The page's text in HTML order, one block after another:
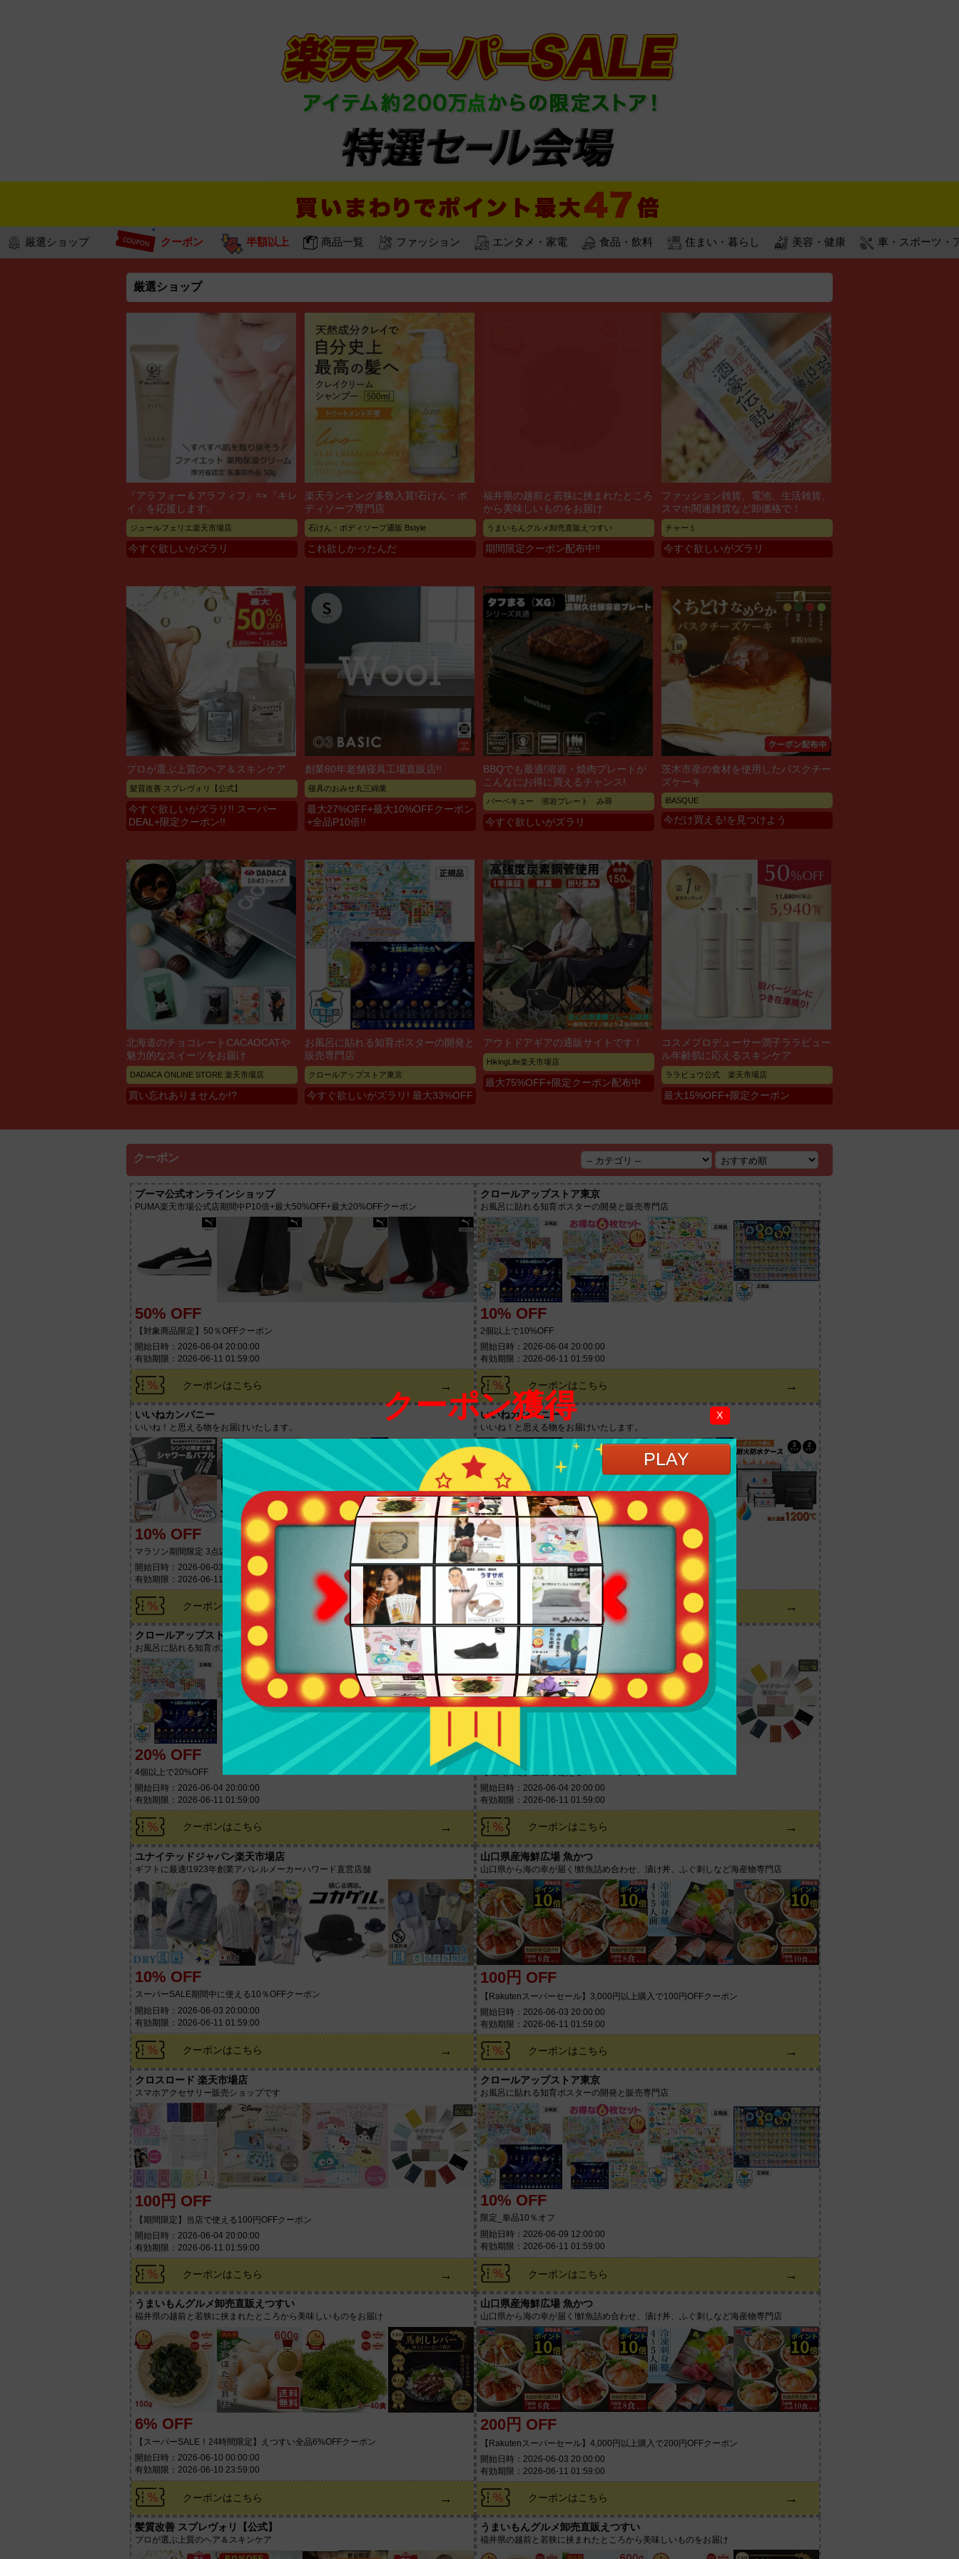
クーポン獲得 X
厳選ショップ クーポン 半額以上 商品一覧 ファッション エンタメ・家電 食品・飲料 住まい・暮らし 美容・健康 車・スポーツ・
厳選ショップ
『アラフォー＆アラフィフ』≈×『キレ
イ』を応援します。
ジュールフェリエ楽天市場店
今すぐ欲しいがズラリ
楽天ランキング多数入賞!石けん・ボ
ディソープ専門店
石けん・ボディソープ通販 Bstyle
これ欲しかったんだ
福井県の越前と若狭に挟まれたところ
から美味しいものをお届け
うまいもんグルメ卸売直販えつすい
期間限定クーポン配布中‼
ファッション雑貨、電池、生活雑貨、
スマホ関連雑貨など卸価格で！
チャーミ
今すぐ欲しいがズラリ
プロが選ぶ上質のヘア＆スキンケア
髪質改善 スプレヴォリ【公式】
今すぐ欲しいがズラリ!! スーパー
DEAL+限定クーポン!!
創業80年老舗寝具工場直販店!!
寝具のおみせ丸三綿業
最大27%OFF+最大10%OFFクーポン
+全品P10倍!!
BBQでも最適!溶岩・焼肉プレートが
こんなにお得に買えるチャンス!
バーベキュー 溶岩プレート み尋
今すぐ欲しいがズラリ
茨木市産の食材を使用したバスクチー
ズケーキ
iBASQUE
今だけ買える!を見つけよう
北海道のチョコレートCACAOCATや
魅力的なスイーツをお届け
DADACA ONLINE STORE 楽天市場店
買い忘れありませんか!?
お風呂に貼れる知育ポスターの開発と
販売専門店
クロールアップストア東京
今すぐ欲しいがズラリ! 最大33%OFF
アウトドアギアの通販サイトです！
HikingLife楽天市場店
最大75%OFF+限定クーポン配布中
コスメプロデューサー潤子ララビュー
ル年齢肌に応えるスキンケア
ララビュウ公式 楽天市場店
最大15%OFF+限定クーポン
クーポン
プーマ公式オンラインショップ
PUMA楽天市場公式店期間中P10倍+最大50%OFF+最大20%OFFクーポン
50% OFF
【対象商品限定】50％OFFクーポン
開始日時：2026-06-04 20:00:00
有効期限：2026-06-11 01:59:00
クーポンはこちら →
クロールアップストア東京
お風呂に貼れる知育ポスターの開発と販売専門店
10% OFF
2個以上で10%OFF
開始日時：2026-06-04 20:00:00
有効期限：2026-06-11 01:59:00
クーポンはこちら →
いいねカンパニー
いいね！と思える物をお届けいたします。
10% OFF
マラソン期間限定 3点以上ご購入で10％OFFクーポン
開始日時：2026-06-03 20:00:00
有効期限：2026-06-11 01:59:00
クーポンはこちら →
いいねカンパニー
いいね！と思える物をお届けいたします。
20% OFF
マラソン期間限定 3点以上ご購入で10％OFFクーポン
開始日時：2026-06-03 20:00:00
有効期限：2026-06-11 01:59:00
クーポンはこちら →
クロールアップストア東京
お風呂に貼れる知育ポスターの開発と販売専門店
20% OFF
4個以上で20%OFF
開始日時：2026-06-04 20:00:00
有効期限：2026-06-11 01:59:00
クーポンはこちら →
クロスロード 楽天市場店
スマホアクセサリー販売ショップです
10% OFF
【期間限定】当店で使える10％OFFクーポン
開始日時：2026-06-04 20:00:00
有効期限：2026-06-11 01:59:00
クーポンはこちら →
ユナイテッドジャパン楽天市場店
ギフトに最適!1923年創業アパレルメーカーハワード直営店舗
10% OFF
スーパーSALE期間中に使える10％OFFクーポン
開始日時：2026-06-03 20:00:00
有効期限：2026-06-11 01:59:00
クーポンはこちら →
山口県産海鮮広場 魚かつ
山口県から海の幸が届く!鮮魚詰め合わせ、漬け丼、ふぐ刺しなど海産物専門店
100円 OFF
【Rakutenスーパーセール】3,000円以上購入で100円OFFクーポン
開始日時：2026-06-03 20:00:00
有効期限：2026-06-11 01:59:00
クーポンはこちら →
クロスロード 楽天市場店
スマホアクセサリー販売ショップです
100円 OFF
【期間限定】当店で使える100円OFFクーポン
開始日時：2026-06-04 20:00:00
有効期限：2026-06-11 01:59:00
クーポンはこちら →
クロールアップストア東京
お風呂に貼れる知育ポスターの開発と販売専門店
10% OFF
限定_単品10％オフ
開始日時：2026-06-09 12:00:00
有効期限：2026-06-11 01:59:00
クーポンはこちら →
うまいもんグルメ卸売直販えつすい
福井県の越前と若狭に挟まれたところから美味しいものをお届け
6% OFF
【スーパーSALE！24時間限定】えつすい全品6%OFFクーポン
開始日時：2026-06-10 00:00:00
有効期限：2026-06-10 23:59:00
クーポンはこちら →
山口県産海鮮広場 魚かつ
山口県から海の幸が届く!鮮魚詰め合わせ、漬け丼、ふぐ刺しなど海産物専門店
200円 OFF
【Rakutenスーパーセール】4,000円以上購入で200円OFFクーポン
開始日時：2026-06-03 20:00:00
有効期限：2026-06-11 01:59:00
クーポンはこちら →
髪質改善 スプレヴォリ【公式】
プロが選ぶ上質のヘア＆スキンケア
うまいもんグルメ卸売直販えつすい
福井県の越前と若狭に挟まれたところから美味しいものをお届け